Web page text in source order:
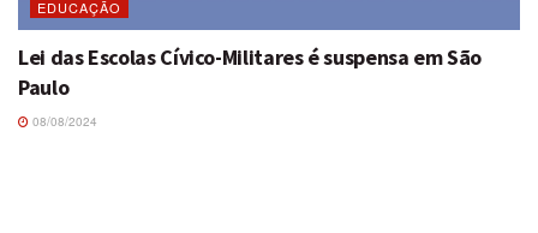
EDUCAÇÃO
Lei das Escolas Cívico-Militares é suspensa em São
Paulo
08/08/2024